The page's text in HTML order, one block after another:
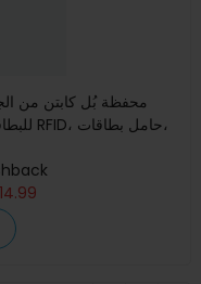
محفظة بُل كابتن من
للبطاقات، حقيبة هوية وبطاقات ائتمانية، حماية RFID، حامل بطاقات،
14.99